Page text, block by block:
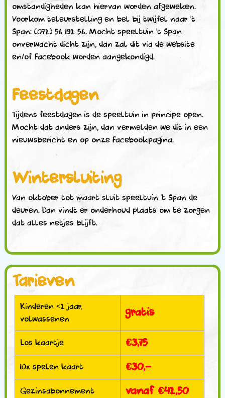
omstandigheden kan hiervan worden afgeweken.
Voorkom teleurstelling en bel bij twijfel naar ’t
Span: (072) 56 192 56. Mocht speeltuin ’t Span
onverwacht dicht zijn, dan zal dit via de website
en/of Facebook worden aangekondigd.
Feestdagen
Tijdens feestdagen is de speeltuin in principe open.
Mocht dat anders zijn, dan vermelden we dit in een
nieuwsbericht en op onze Facebookpagina.
Wintersluiting
Van oktober tot maart sluit speeltuin ’t Span de
deuren. Dan vindt er onderhoud plaats om te zorgen
dat alles netjes blijft.
Tarieven
Kinderen <2 jaar,
volwassenen
gratis
Los kaartje €3,75
10x spelen kaart €30,-
Gezinsabonnement vanaf €42,50